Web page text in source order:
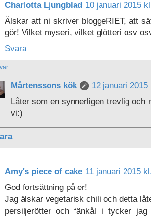
Charlotta Ljungblad 10 januari 2015
Älskar att ni skriver bloggeRIET, att
gör! Vilket myseri, vilket glötteri osv
Svara
Mårtenssons kök
12 januari 2015
Låter som en synnerligen trevlig och
vi:)
Amy's piece of cake 11 januari 2015
God fortsättning på er!
Jag älskar vegetarisk chili och detta
persiljerötter och fänkål i tycker